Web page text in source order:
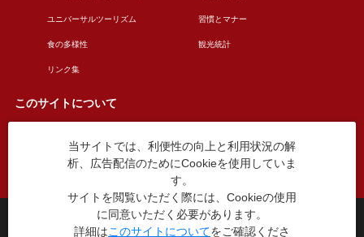
ユニバーサルツーリズム 習慣とマナー
食の多様性 観光統計
リンク集
このサイトについて
このサイトについて 広告掲載について
お問い合わせ
台東区役所観光課
〒110-8615 東京都台東区東上野4丁目5番6号
当サイトでは、利便性の向上と利用状況の解
析、広告配信のためにCookieを使用していま
す。
サイトを閲覧いただく際には、Cookieの使用
に同意いただく必要があります。
詳細はこのサイトについてをご確認くださ